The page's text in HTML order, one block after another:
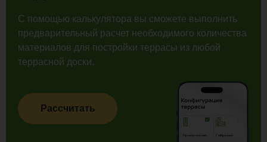
С помощью калькулятора вы сможете выполнить
предварительный расчет необходимого количества
материалов для постройки террасы из любой
террасной доски.
Рассчитать